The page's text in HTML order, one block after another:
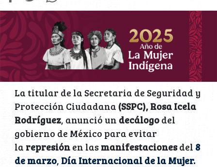
La titular de la Secretaria de Seguridad y
Protección Ciudadana (SSPC),Rosa Icela
Rodríguez, anunció un decálogodel
gobierno de México para evitar
la represiónen lasmanifestacionesdel 8
de marzo, Día Internacional de la Mujer.